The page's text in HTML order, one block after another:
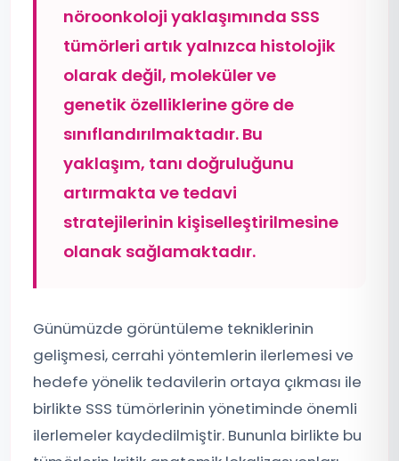
nöroonkoloji yaklaşımında SSS
tümörleri artık yalnızca histolojik
olarak değil, moleküler ve
genetik özelliklerine göre de
sınıflandırılmaktadır. Bu
yaklaşım, tanı doğruluğunu
artırmakta ve tedavi
stratejilerinin kişiselleştirilmesine
olanak sağlamaktadır.
Günümüzde görüntüleme tekniklerinin
gelişmesi, cerrahi yöntemlerin ilerlemesi ve
hedefe yönelik tedavilerin ortaya çıkması ile
birlikte SSS tümörlerinin yönetiminde önemli
ilerlemeler kaydedilmiştir. Bununla birlikte bu